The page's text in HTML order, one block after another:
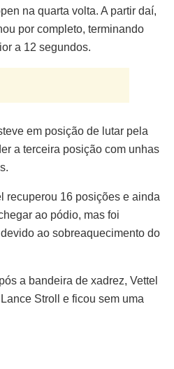
na quarta volta. A partir daí,
por completo, terminando
a 12 segundos.
em posição de lutar pela
a terceira posição com unhas
recuperou 16 posições e ainda
ao pódio, mas foi
ao sobreaquecimento do
a bandeira de xadrez, Vettel
Stroll e ficou sem uma